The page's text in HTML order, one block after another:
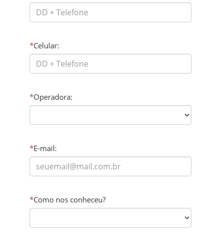
*Celular:
*Operadora:
*E-mail:
*Como nos conheceu?